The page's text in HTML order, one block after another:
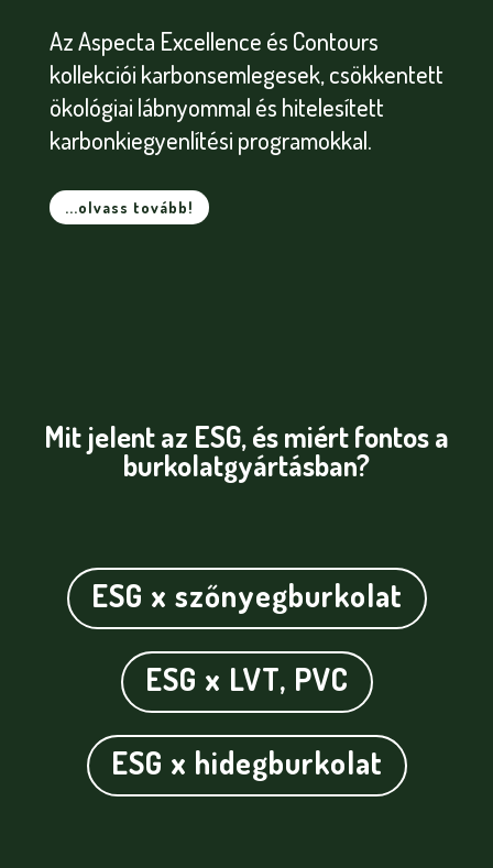
Az Aspecta Excellence és Contours
kollekciói karbonsemlegesek, csökkentett
ökológiai lábnyommal és hitelesített
karbonkiegyenlítési programokkal.
...olvass tovább!
Mit jelent az ESG, és miért fontos a
burkolatgyártásban?
ESG x szőnyegburkolat
ESG x LVT, PVC
ESG x hidegburkolat